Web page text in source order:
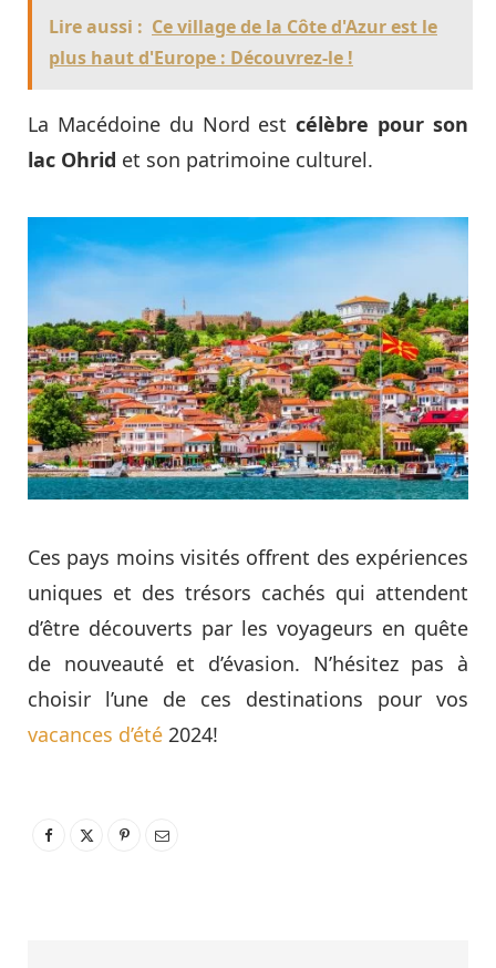
Lire aussi : Ce village de la Côte d'Azur est le
plus haut d'Europe : Découvrez-le !
La Macédoine du Nord estcélèbre pour son
lac Ohrid et son patrimoine culturel.
Ces pays moins visités offrent des expériences
uniques et des trésors cachés qui attendent
d’être découverts par les voyageurs en quête
de nouveauté et d’évasion. N’hésitez pas à
choisir l’une de ces destinations pour vos
vacances d’été 2024!